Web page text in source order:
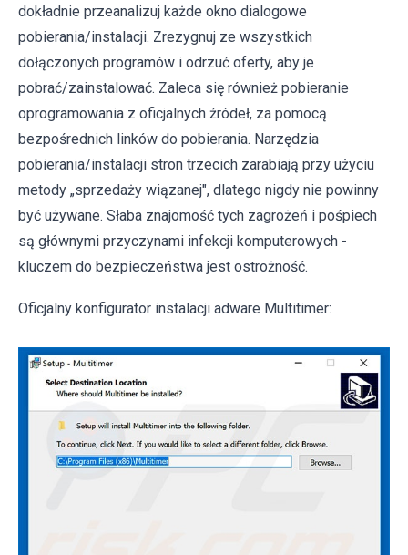
dokładnie przeanalizuj każde okno dialogowe
pobierania/instalacji. Zrezygnuj ze wszystkich
dołączonych programów i odrzuć oferty, aby je
pobrać/zainstalować. Zaleca się również pobieranie
oprogramowania z oficjalnych źródeł, za pomocą
bezpośrednich linków do pobierania. Narzędzia
pobierania/instalacji stron trzecich zarabiają przy użyciu
metody „sprzedaży wiązanej", dlatego nigdy nie powinny
być używane. Słaba znajomość tych zagrożeń i pośpiech
są głównymi przyczynami infekcji komputerowych -
kluczem do bezpieczeństwa jest ostrożność.
Oficjalny konfigurator instalacji adware Multitimer: